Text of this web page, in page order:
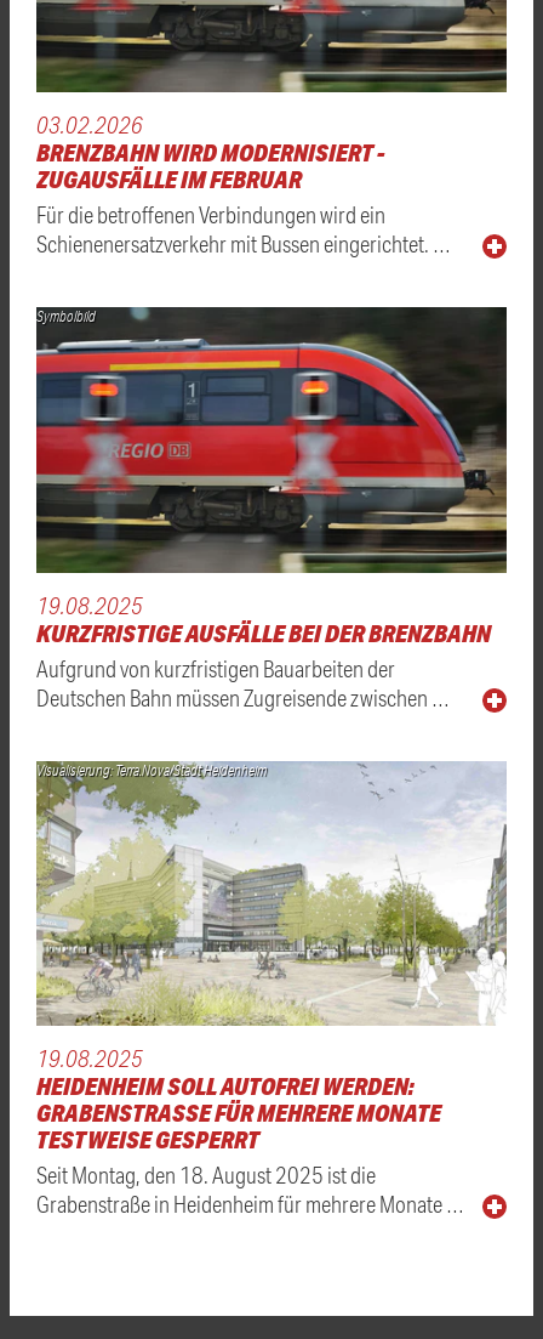
03.02.2026
BRENZBAHN WIRD MODERNISIERT -
ZUGAUSFÄLLE IM FEBRUAR
Für die betroffenen Verbindungen wird ein
Schienenersatzverkehr mit Bussen eingerichtet. …
Symbolbild
19.08.2025
KURZFRISTIGE AUSFÄLLE BEI DER BRENZBAHN
Aufgrund von kurzfristigen Bauarbeiten der
Deutschen Bahn müssen Zugreisende zwischen …
Visualisierung: Terra.Nova/Stadt Heidenheim
19.08.2025
HEIDENHEIM SOLL AUTOFREI WERDEN:
GRABENSTRASSE FÜR MEHRERE MONATE T
ESTWEISE GESPERRT
Seit Montag, den 18. August 2025 ist die
Grabenstraße in Heidenheim für mehrere Monate …